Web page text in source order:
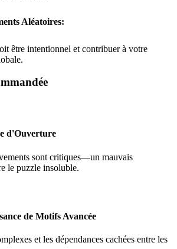
Aléatoires:
être intentionnel et contribuer à votre
d'Ouverture
sont critiques—un mauvais
le puzzle insoluble.
de Motifs Avancée
et les dépendances cachées entre les